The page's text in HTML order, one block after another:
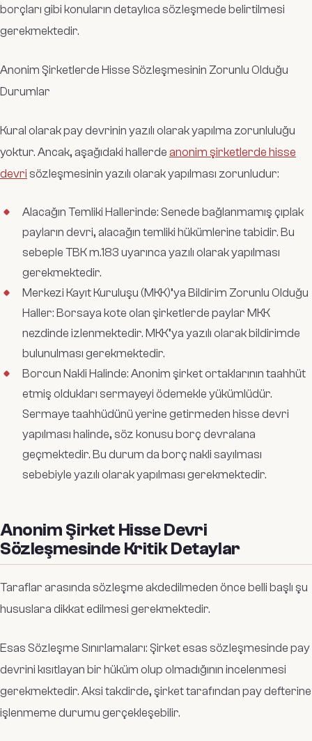
borçları gibi konuların detaylıca sözleşmede belirtilmesi
gerekmektedir.
Anonim Şirketlerde Hisse Sözleşmesinin Zorunlu Olduğu
Durumlar
Kural olarak pay devrinin yazılı olarak yapılma zorunluluğu
yoktur. Ancak, aşağıdaki hallerde anonim şirketlerde hisse
devri sözleşmesinin yazılı olarak yapılması zorunludur:
Alacağın Temliki Hallerinde: Senede bağlanmamış çıplak
payların devri, alacağın temliki hükümlerine tabidir. Bu
sebeple TBK m.183 uyarınca yazılı olarak yapılması
gerekmektedir.
Merkezi Kayıt Kuruluşu (MKK)’ya Bildirim Zorunlu Olduğu
Haller: Borsaya kote olan şirketlerde paylar MKK
nezdinde izlenmektedir. MKK’ya yazılı olarak bildirimde
bulunulması gerekmektedir.
Borcun Nakli Halinde: Anonim şirket ortaklarının taahhüt
etmiş oldukları sermayeyi ödemekle yükümlüdür.
Sermaye taahhüdünü yerine getirmeden hisse devri
yapılması halinde, söz konusu borç devralana
geçmektedir. Bu durum da borç nakli sayılması
sebebiyle yazılı olarak yapılması gerekmektedir.
Anonim Şirket Hisse Devri
Sözleşmesinde Kritik Detaylar
Taraflar arasında sözleşme akdedilmeden önce belli başlı şu
hususlara dikkat edilmesi gerekmektedir.
Esas Sözleşme Sınırlamaları: Şirket esas sözleşmesinde pay
devrini kısıtlayan bir hüküm olup olmadığının incelenmesi
gerekmektedir. Aksi takdirde, şirket tarafından pay defterine
işlenmeme durumu gerçekleşebilir.